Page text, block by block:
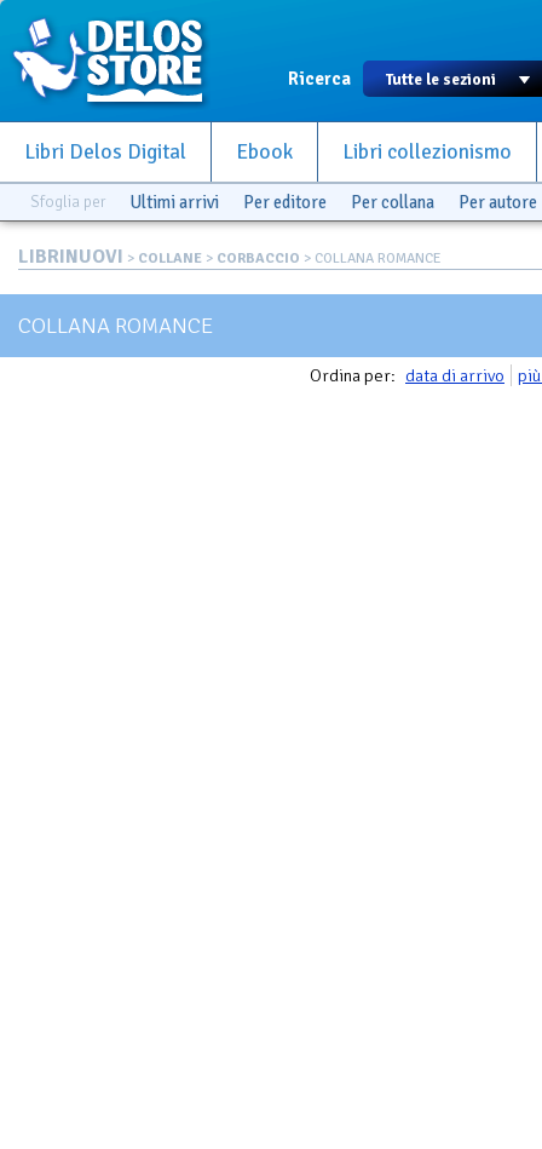
Ricerca
Libri Delos Digital Ebook Libri collezionismo
Sfoglia per Ultimi arrivi Per editore Per collana Per autore
LIBRINUOVI > COLLANE > CORBACCIO > COLLANA ROMANCE
COLLANA ROMANCE
Ordina per: data di arrivo